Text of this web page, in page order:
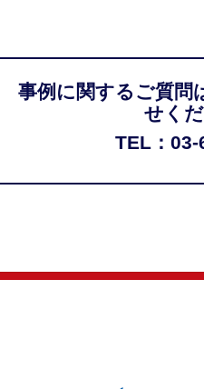
事例に関するご質問
せくだ
TEL：03-